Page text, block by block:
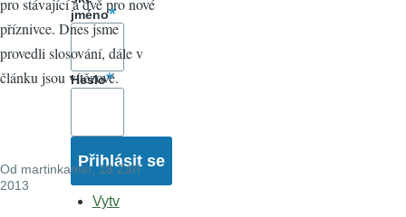
pro stávající a dvě pro nové
příznivce. Dnes jsme
provedli slosování, dále v
článku jsou vítězové.
Od martinkamin, 18 Září
2013
jméno
Heslo
Vytv